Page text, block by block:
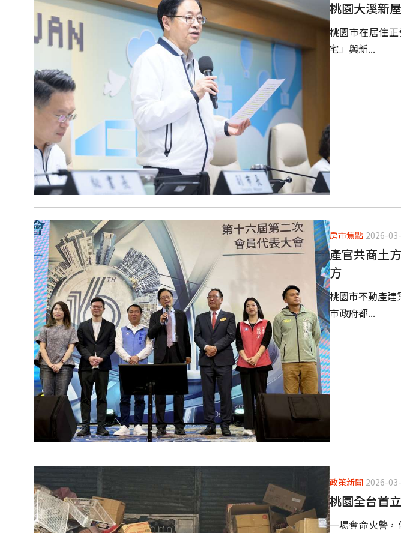
桃園大溪新
桃園市在居住
宅」與新...
房市焦點 2026-
產官共商土
方
桃園市不動產建
市政府都...
政策新聞 2026-
桃園全台首
一場奪命火警